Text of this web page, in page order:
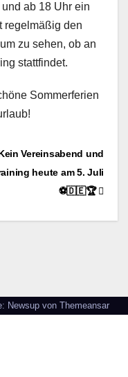
ab 18 Uhr ein
regelmäßig den
zu sehen, ob an
stattfindet.
Sommerferien
Vereinsabend und
heute am 5. Juli
⚽🇩🇪🏆
Newsup von Themeansar